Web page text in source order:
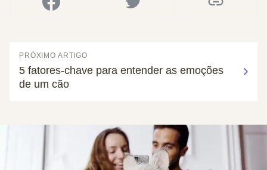
PRÓXIMO ARTIGO
5 fatores-chave para entender as emoções
de um cão